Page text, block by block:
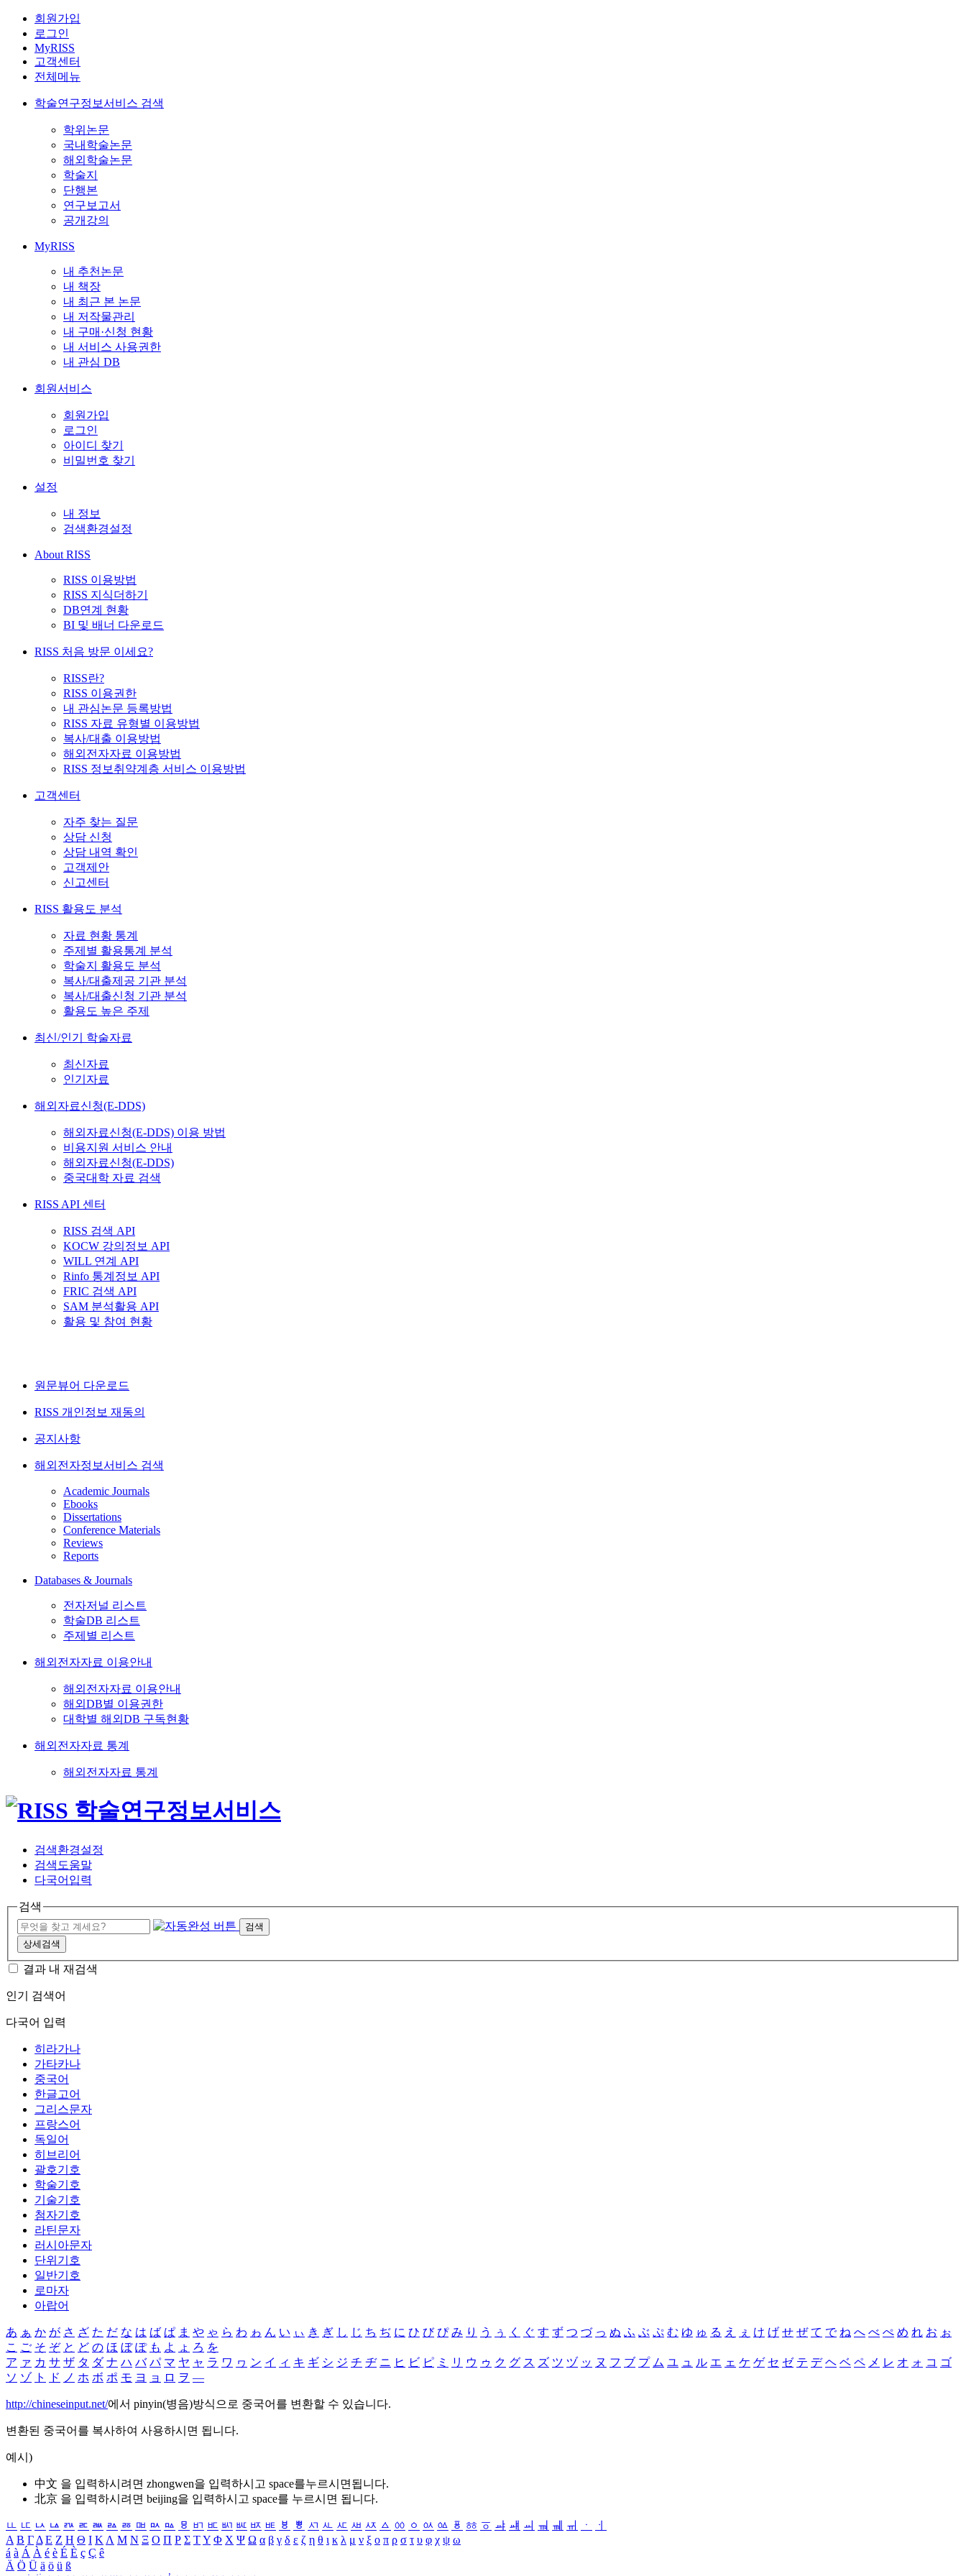
회원가입
로그인
MyRISS
고객센터
전체메뉴
학술연구정보서비스 검색
학위논문
국내학술논문
해외학술논문
학술지
단행본
연구보고서
공개강의
MyRISS
내 추천논문
내 책장
내 최근 본 논문
내 저작물관리
내 구매·신청 현황
내 서비스 사용권한
내 관심 DB
회원서비스
회원가입
로그인
아이디 찾기
비밀번호 찾기
설정
내 정보
검색환경설정
About RISS
RISS 이용방법
RISS 지식더하기
DB연계 현황
BI 및 배너 다운로드
RISS 처음 방문 이세요?
RISS란?
RISS 이용권한
내 관심논문 등록방법
RISS 자료 유형별 이용방법
복사/대출 이용방법
해외전자자료 이용방법
RISS 정보취약계층 서비스 이용방법
고객센터
자주 찾는 질문
상담 신청
상담 내역 확인
고객제안
신고센터
RISS 활용도 분석
자료 현황 통계
주제별 활용통계 분석
학술지 활용도 분석
복사/대출제공 기관 분석
복사/대출신청 기관 분석
활용도 높은 주제
최신/인기 학술자료
최신자료
인기자료
해외자료신청(E-DDS)
해외자료신청(E-DDS) 이용 방법
비용지원 서비스 안내
해외자료신청(E-DDS)
중국대학 자료 검색
RISS API 센터
RISS 검색 API
KOCW 강의정보 API
WILL 연계 API
Rinfo 통계정보 API
FRIC 검색 API
SAM 분석활용 API
활용 및 참여 현황
원문뷰어 다운로드
RISS 개인정보 재동의
공지사항
해외전자정보서비스 검색
Academic Journals
Ebooks
Dissertations
Conference Materials
Reviews
Reports
Databases & Journals
전자저널 리스트
학술DB 리스트
주제별 리스트
해외전자자료 이용안내
해외전자자료 이용안내
해외DB별 이용권한
대학별 해외DB 구독현황
해외전자자료 통계
해외전자자료 통계
검색환경설정
검색도움말
다국어입력
검색
검색
상세검색
결과 내 재검색
인기 검색어
다국어 입력
히라가나
가타카나
중국어
한글고어
그리스문자
프랑스어
독일어
히브리어
괄호기호
학술기호
기술기호
첨자기호
라틴문자
러시아문자
단위기호
일반기호
로마자
아랍어
あ ぁ か が さ ざ た だ な は ば ぱ ま や ゃ ら わ ゎ ん い ぃ き ぎ し じ ち ぢ に ひ び ぴ み り う ぅ く ぐ す ず つ づ っ ぬ ふ ぶ ぷ む ゆ ゅ る え ぇ け げ せ ぜ て で ね へ べ ぺ め れ お ぉ
こ ご そ ぞ と ど の ほ ぼ ぽ も よ ょ ろ を
ア ァ カ サ ザ タ ダ ナ ハ バ パ マ ヤ ャ ラ ワ ヮ ン イ ィ キ ギ シ ジ チ ヂ ニ ヒ ビ ピ ミ リ ウ ゥ ク グ ス ズ ツ ヅ ッ ヌ フ ブ プ ム ユ ュ ル エ ェ ケ ゲ セ ゼ テ デ ヘ ベ ペ メ レ オ ォ コ ゴ
ソ ゾ ト ド ノ ホ ボ ポ モ ヨ ョ ロ ヲ ―
http://chineseinput.net/에서 pinyin(병음)방식으로 중국어를 변환할 수 있습니다.
변환된 중국어를 복사하여 사용하시면 됩니다.
예시)
中文 을 입력하시려면 zhongwen을 입력하시고 space를누르시면됩니다.
北京 을 입력하시려면 beijing을 입력하시고 space를 누르시면 됩니다.
ㅥ ㅦ ㅧ ㅨ ㅩ ㅪ ㅫ ㅬ ㅭ ㅮ ㅯ ㅰ ㅱ ㅲ ㅳ ㅴ ㅵ ㅶ ㅷ ㅸ ㅹ ㅺ ㅻ ㅼ ㅽ ㅾ ㅿ ㆀ ㆁ ㆂ ㆃ ㆄ ㆅ ㆆ ㆇ ㆈ ㆉ ㆊ ㆋ ㆌ ㆍ
ㆎ
Α Β ΓΔ Ε Ζ Η Θ Ι ΚΛ Μ Ν Ξ Ο Π Ρ Σ ΤΥ Φ Χ Ψ Ω α β γ δ ε ζ η θ ι κ λ μ ν ξ ο π ρ σ τ υ φ χ ψ ω
á à Á À é è É È ç Ç ê
Ä Ö Ü ä ö ü ß